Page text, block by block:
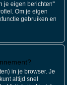
je eigen berichten"
Om je eigen
gebruiken en
in je browser. Je
altijd snel